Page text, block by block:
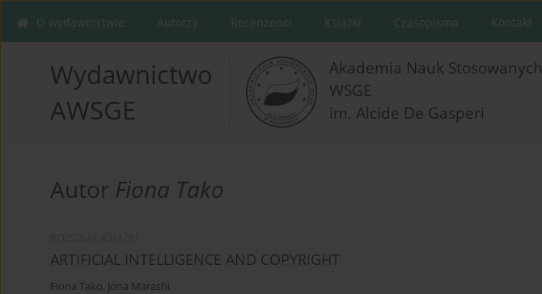
O wydawnictwie Autorzy Recenzenci Książki Czasopisma Kontakt
Wydawnictwo
AWSGE
Akademia Nauk Stosowanych
WSGE
im. Alcide De Gasperi
Autor Fiona Tako
ARTIFICIAL INTELLIGENCE AND COPYRIGHT
Fiona Tako, Jona Marashi